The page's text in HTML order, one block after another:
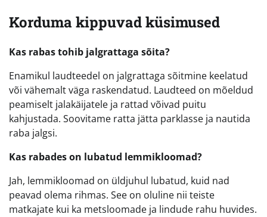
Korduma kippuvad küsimused
Kas rabas tohib jalgrattaga sõita?
Enamikul laudteedel on jalgrattaga sõitmine keelatud
või vähemalt väga raskendatud. Laudteed on mõeldud
peamiselt jalakäijatele ja rattad võivad puitu
kahjustada. Soovitame ratta jätta parklasse ja nautida
raba jalgsi.
Kas rabades on lubatud lemmikloomad?
Jah, lemmikloomad on üldjuhul lubatud, kuid nad
peavad olema rihmas. See on oluline nii teiste
matkajate kui ka metsloomade ja lindude rahu huvides.